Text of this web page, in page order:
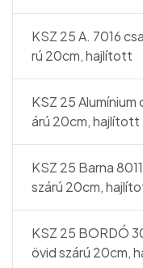
KSZ 25 A. 7016
rú 20cm, hajlított
KSZ 25
árú 20cm, hajlított
KSZ 25 Barna
szárú 20cm,
KSZ 25 BORDÓ
övid szárú 20cm,